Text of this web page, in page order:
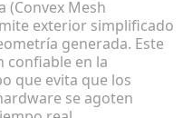
(Convex Mesh
exterior simplificado
generada. Este
confiable en la
que evita que los
se agoten